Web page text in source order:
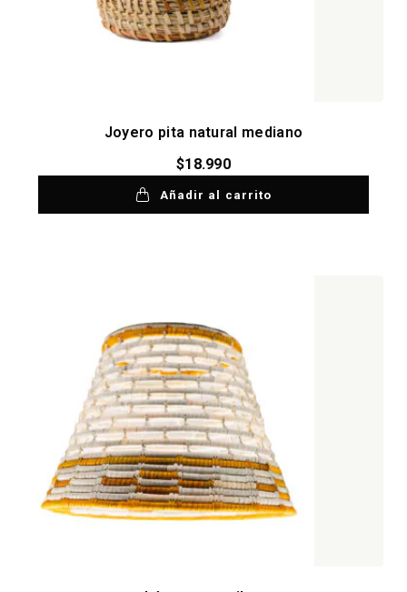
Joyero pita natural mediano
$18.990
Añadir al carrito